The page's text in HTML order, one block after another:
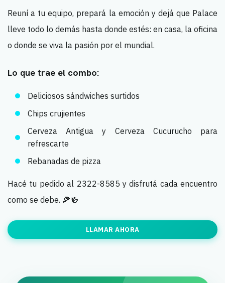
Reuní a tu equipo, prepará la emoción y dejá que Palace
lleve todo lo demás hasta donde estés: en casa, la oficina
o donde se viva la pasión por el mundial.
Lo que trae el combo:
Deliciosos sándwiches surtidos
Chips crujientes
Cerveza Antigua y Cerveza Cucurucho para
refrescarte
Rebanadas de pizza
Hacé tu pedido al 2322-8585 y disfrutá cada encuentro
como se debe. 🍕🍻
LLAMAR AHORA